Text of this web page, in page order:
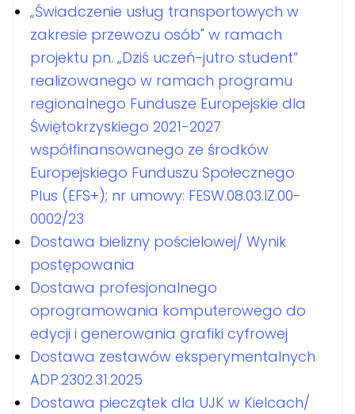
„Świadczenie usług transportowych w
zakresie przewozu osób" w ramach
projektu pn. „Dziś uczeń-jutro student”
realizowanego w ramach programu
regionalnego Fundusze Europejskie dla
Świętokrzyskiego 2021-2027
współfinansowanego ze środków
Europejskiego Funduszu Społecznego
Plus (EFS+); nr umowy: FESW.08.03.IZ.00-
0002/23
Dostawa bielizny pościelowej/ Wynik
postępowania
Dostawa profesjonalnego
oprogramowania komputerowego do
edycji i generowania grafiki cyfrowej
Dostawa zestawów eksperymentalnych
ADP.2302.31.2025
Dostawa pieczątek dla UJK w Kielcach/